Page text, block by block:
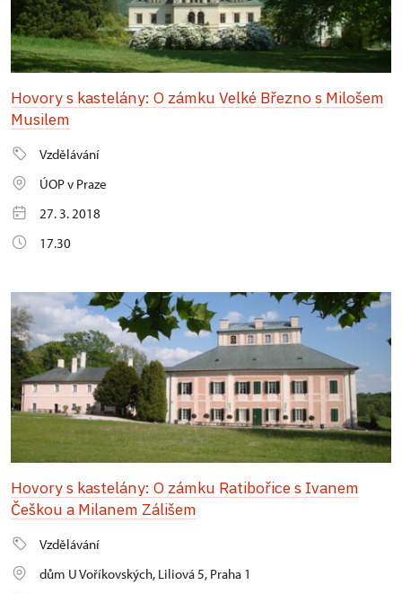
Hovory s kastelány: O zámku Velké Březno s Milošem
Musilem
Vzdělávání
ÚOP v Praze
27. 3. 2018
17.30
Hovory s kastelány: O zámku Ratibořice s Ivanem
Češkou a Milanem Zálišem
Vzdělávání
dům U Voříkovských, Liliová 5, Praha 1